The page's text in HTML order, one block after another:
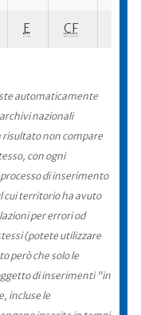
E CF
automaticamente
nazionali
non compare
con ogni
di inserimento
cui territorio ha avuto
per errori od
(potete utilizzare
però che solo le
di inserimenti "in
incluse le